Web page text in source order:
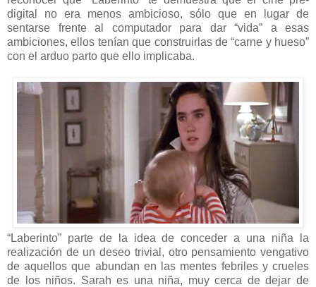
digital no era menos ambicioso, sólo que en lugar de
sentarse frente al computador para dar “vida” a esas
ambiciones, ellos tenían que construirlas de “carne y hueso”
con el arduo parto que ello implicaba.
“Laberinto” parte de la idea de conceder a una niña la
realización de un deseo trivial, otro pensamiento vengativo
de aquellos que abundan en las mentes febriles y crueles
de los niños. Sarah es una niña, muy cerca de dejar de